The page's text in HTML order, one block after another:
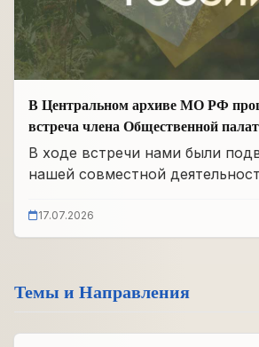
В Центральном архиве МО РФ
встреча члена Общественной
Руководителя Регионального
движение России» в ЧР Иса
Панковым
В ходе встречи нами были
нашей совместной
17.07.2026
Темы и Направления